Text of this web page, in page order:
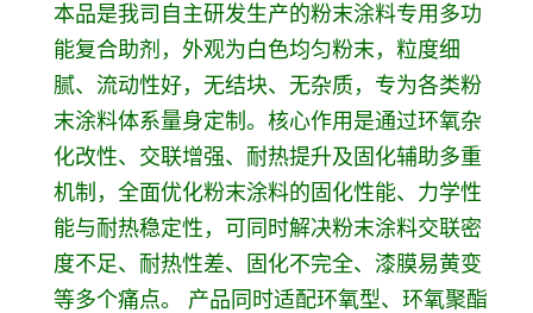
本品是我司自主研发生产的粉末涂料专用多功
能复合助剂，外观为白色均匀粉末，粒度细
腻、流动性好，无结块、无杂质，专为各类粉
末涂料体系量身定制。核心作用是通过环氧杂
化改性、交联增强、耐热提升及固化辅助多重
机制，全面优化粉末涂料的固化性能、力学性
能与耐热稳定性，可同时解决粉末涂料交联密
度不足、耐热性差、固化不完全、漆膜易黄变
等多个痛点。 产品同时适配环氧型、环氧聚酯